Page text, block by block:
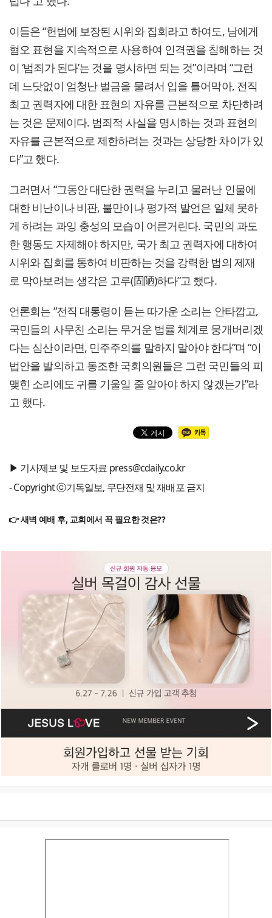
이들은 “헌법에 보장된 시위와 집회라고 하여도, 남에게
혐오 표현을 지속적으로 사용하여 인격권을 침해하는 것
이 ‘범죄가 된다’는 것을 명시하면 되는 것”이라며 “그런
데 느닷없이 엄청난 벌금을 물려서 입을 틀어막아, 전직
최고 권력자에 대한 표현의 자유를 근본적으로 차단하려
는 것은 문제이다. 범죄적 사실을 명시하는 것과 표현의
자유를 근본적으로 제한하려는 것과는 상당한 차이가 있
다”고 했다.
그러면서 “그동안 대단한 권력을 누리고 물러난 인물에
대한 비난이나 비판, 불만이나 평가적 발언은 일체 못하
게 하려는 과잉 충성의 모습이 어른거린다. 국민의 과도
한 행동도 자제해야 하지만, 국가 최고 권력자에 대하여
시위와 집회를 통하여 비판하는 것을 강력한 법의 제재
로 막아보려는 생각은 고루(固陋)하다”고 했다.
언론회는 “전직 대통령이 듣는 따가운 소리는 안타깝고,
국민들의 사무친 소리는 무거운 법률 체계로 뭉개버리겠
다는 심산이라면, 민주주의를 말하지 말아야 한다”며 “이
법안을 발의하고 동조한 국회의원들은 그런 국민들의 피
맺힌 소리에도 귀를 기울일 줄 알아야 하지 않겠는가”라
고 했다.
▶ 기사제보 및 보도자료 press@cdaily.co.kr
- Copyright ⓒ기독일보, 무단전재 및 재배포 금지
👉 새벽 예배 후, 교회에서 꼭 필요한 것은??